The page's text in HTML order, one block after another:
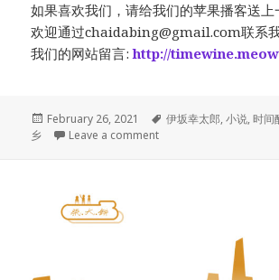
如果喜欢我们，请给我们的苹果播客送
欢迎通过chaidabing@gmail.com联系
我们的网站留言:http://
Posted
on
February 26, 2021 Tags
伊坂幸太郎,小说,时间
乡
Leave a commenton 006. 《金色梦乡》